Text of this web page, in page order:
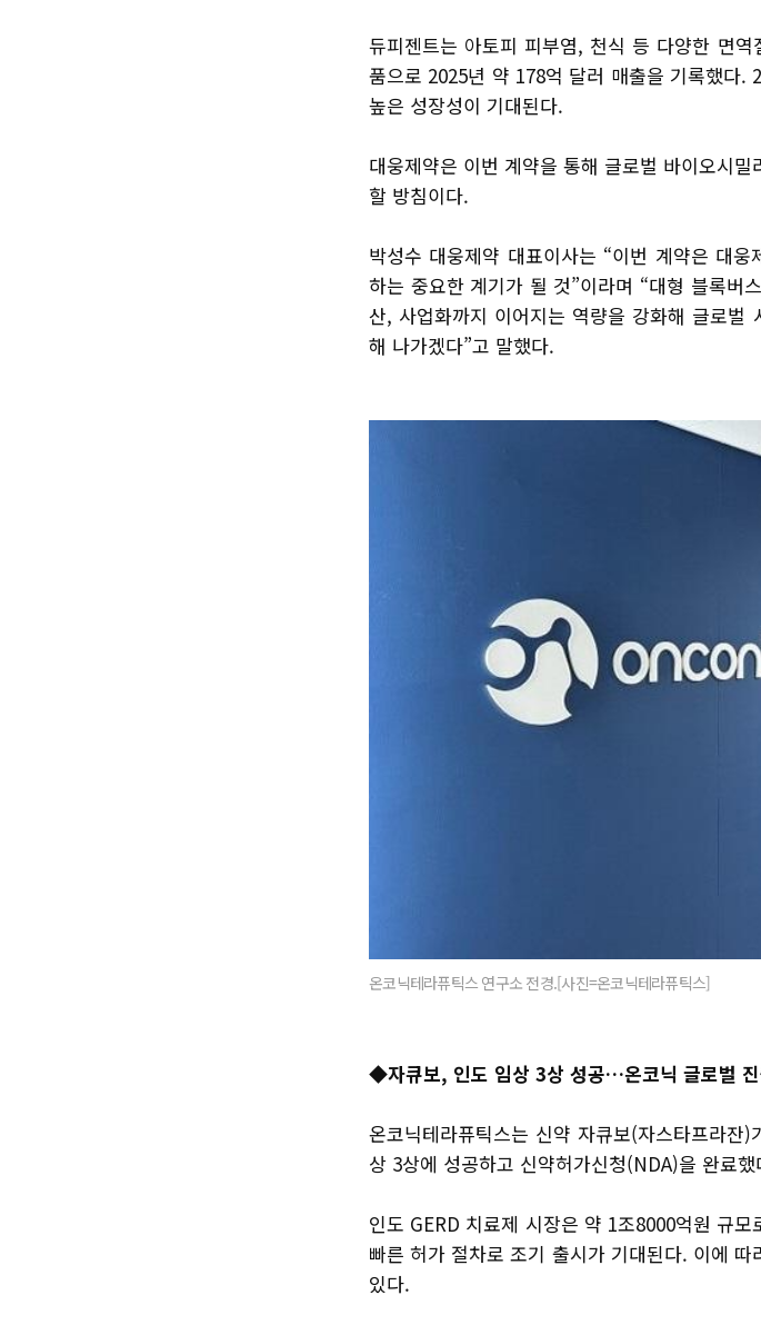
듀피젠트는 아토피 피부염, 천식 등 다양한 면
품으로 2025년 약 178억 달러 매출을 기록했다.
높은 성장성이 기대된다.
대웅제약은 이번 계약을 통해 글로벌 바이오시
할 방침이다.
박성수 대웅제약 대표이사는 “이번 계약은 대
하는 중요한 계기가 될 것”이라며 “대형 블록버
산, 사업화까지 이어지는 역량을 강화해 글로벌
해 나가겠다”고 말했다.
온코닉테라퓨틱스 연구소 전경.[사진=온코닉테라퓨틱스]
◆자큐보, 인도 임상 3상 성공…온코닉 글로벌
온코닉테라퓨틱스는 신약 자큐보(자스타프라잔
상 3상에 성공하고 신약허가신청(NDA)을 완료
인도 GERD 치료제 시장은 약 1조8000억원 규
빠른 허가 절차로 조기 출시가 기대된다. 이에
있다.